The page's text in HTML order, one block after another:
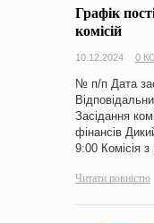
Графік
комісій
10.12.2024 0
№ п/п Дата
Засідання
фінансів
9:00 Комісія з
Читати повністю